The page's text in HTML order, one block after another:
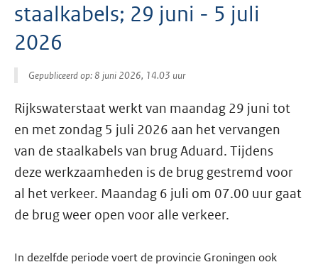
staalkabels; 29 juni - 5 juli
2026
Gepubliceerd op: 8 juni 2026, 14.03 uur
Rijkswaterstaat werkt van maandag 29 juni tot
en met zondag 5 juli 2026 aan het vervangen
van de staalkabels van brug Aduard. Tijdens
deze werkzaamheden is de brug gestremd voor
al het verkeer. Maandag 6 juli om 07.00 uur gaat
de brug weer open voor alle verkeer.
In dezelfde periode voert de provincie Groningen ook